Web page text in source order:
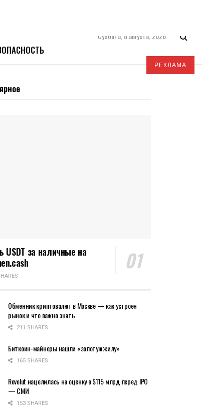
Суббота, 8 августа, 2026
РЕКЛАМА
USDT за наличные на
Обменник криптовалют в Москве — как устроен
рынок и что важно знать
211 SHARES
Биткоин-майнеры нашли «золотую жилу»
165 SHARES
Revolut нацелилась на оценку в $115 млрд перед IPO
— СМИ
153 SHARES